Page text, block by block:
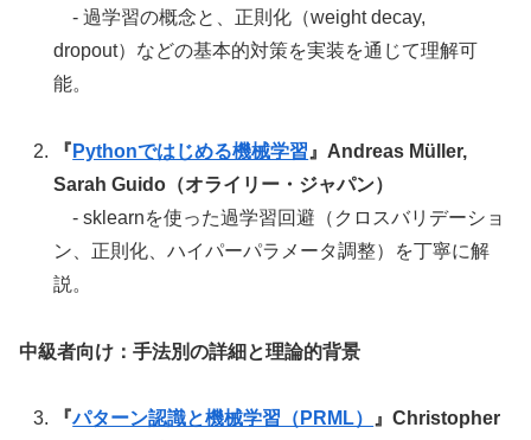
- 過学習の概念と、正則化（weight decay,
dropout）などの基本的対策を実装を通じて理解可
能。
『 Pythonではじめる機械学習 』Andreas Müller,
Sarah Guido（オライリー・ジャパン）
- sklearnを使った過学習回避（クロスバリデーショ
ン、正則化、ハイパーパラメータ調整）を丁寧に解
説。
中級者向け：手法別の詳細と理論的背景
『パターン認識と機械学習（PRML） 』Christopher